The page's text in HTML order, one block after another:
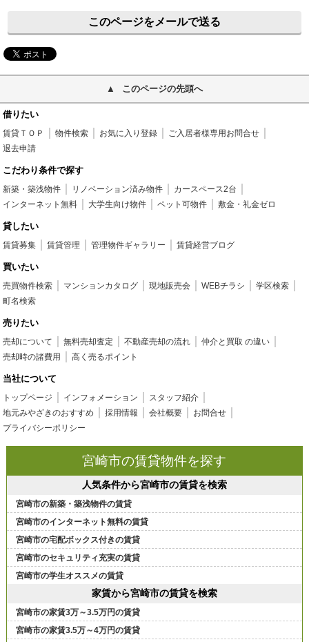
このページをメールで送る
このページの先頭へ
借りたい
賃貸ＴＯＰ 物件検索 お気に入り登録
ご入居者様専用お問合せ
退去申請
こだわり条件で探す
新築・築浅物件 リノベーション済み物件
カースペース2台
インターネット無料
大学生向け物件 ペット可物件 敷金・礼金ゼロ
貸したい
賃貸募集 賃貸管理 管理物件ギャラリー 賃貸経営ブログ
買いたい
売買物件検索 マンションカタログ 現地販売会 WEBチラシ
学区検索
町名検索
売りたい
売却について 無料売却査定 不動産売却の流れ
仲介と買取 の違い
売却時の諸費用
高く売るポイント
当社について
トップページ インフォメーション
スタッフ紹介
地元みやざきのおすすめ
採用情報 会社概要
お問合せ
プライバシーポリシー
宮崎市の賃貸物件を探す
人気条件から宮崎市の賃貸を検索
宮崎市の新築・築浅物件の賃貸
宮崎市のインターネット無料の賃貸
宮崎市の宅配ボックス付きの賃貸
宮崎市のセキュリティ充実の賃貸
宮崎市の学生オススメの賃貸
家賃から宮崎市の賃貸を検索
宮崎市の家賃3万～3.5万円の賃貸
宮崎市の家賃3.5万～4万円の賃貸